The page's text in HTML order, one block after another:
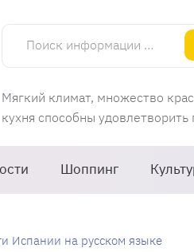
Поиск информации об Испании
Мягкий климат, множество
кухня способны
Шоппинг
Испании на русском языке